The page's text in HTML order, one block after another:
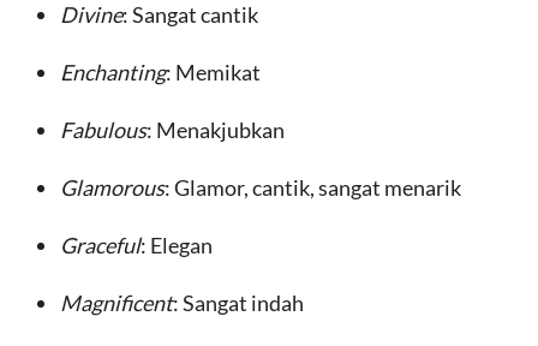
Divine: Sangat cantik
Enchanting: Memikat
Fabulous: Menakjubkan
Glamorous: Glamor, cantik, sangat menarik
Graceful: Elegan
Magnificent: Sangat indah